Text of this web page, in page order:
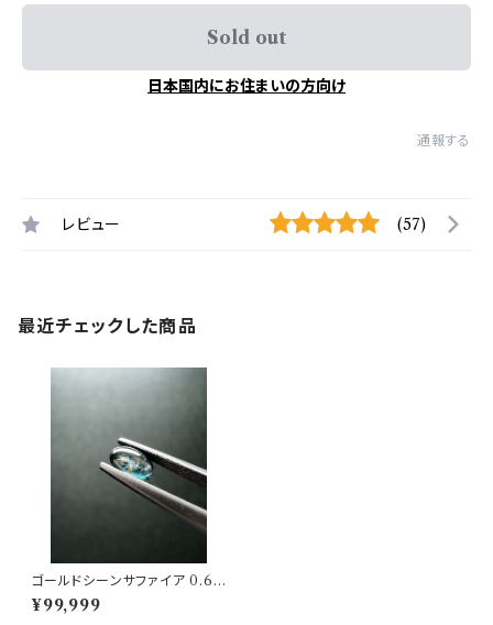
Sold out
日本国内にお住まいの方向け
通報する
レビュー (57)
最近チェックした商品
ゴールドシーンサファイア 0.67
ct No.100458
¥99,999